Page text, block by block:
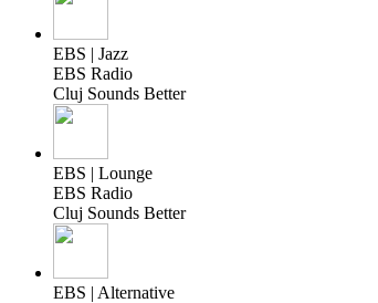
EBS | Jazz
EBS Radio
Cluj Sounds Better
EBS | Lounge
EBS Radio
Cluj Sounds Better
EBS | Alternative